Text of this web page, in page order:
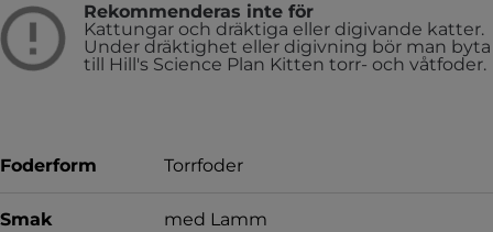
Rekommenderas inte för
Kattungar och dräktiga eller digivande katter.
Under dräktighet eller digivning bör man byta
till Hill's Science Plan Kitten torr- och våtfoder.
Foderform Torrfoder
Smak med Lamm